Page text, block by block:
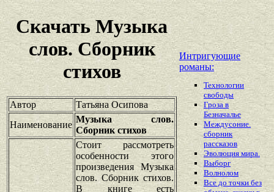
Скачать Музыка
слов. Сборник
стихов
Автор
Татьяна Осипова
Наименование
Музыка слов.
Сборник стихов
Стоит рассмотреть
особенности этого
произведения Музыка
слов. Сборник стихов.
В книге есть
Интригующие
романы:
Технологии
свободы
Гроза в
Безначалье
Междусоние.
сборник
рассказов
Эволюция мира.
Выборг
Волнолом
Все до точки без